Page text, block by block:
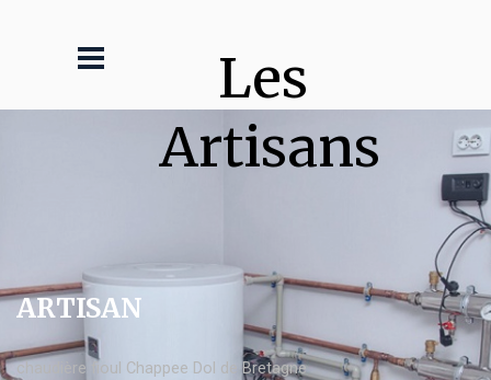
Les
Artisans
ARTISAN
chaudière fioul Chappee Dol de Bretagne